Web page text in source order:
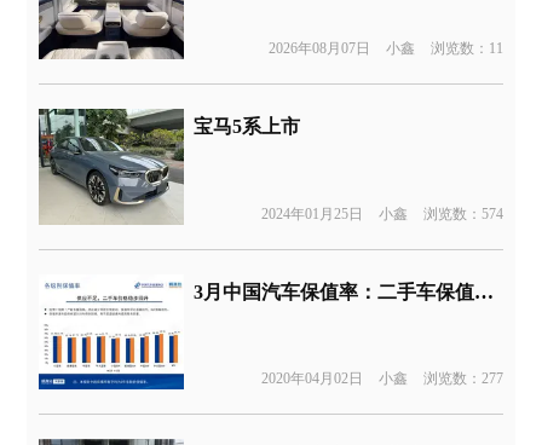
2026年08月07日 小鑫 浏览数：11
宝马5系上市
2024年01月25日 小鑫 浏览数：574
3月中国汽车保值率：二手车保值率较二月有所提高
2020年04月02日 小鑫 浏览数：277